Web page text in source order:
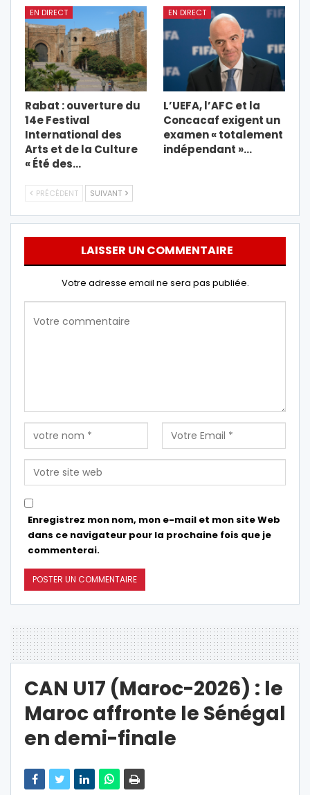
EN DIRECT
Rabat : ouverture du
14e Festival
International des
Arts et de la Culture
« Été des…
EN DIRECT
L’UEFA, l’AFC et la
Concacaf exigent un
examen « totalement
indépendant »…
PRÉCÉDENT SUIVANT
LAISSER UN COMMENTAIRE
Votre adresse email ne sera pas publiée.
Enregistrez mon nom, mon e-mail et mon site Web
dans ce navigateur pour la prochaine fois que je
commenterai.
CAN U17 (Maroc-2026) : le
Maroc affronte le Sénégal
en demi-finale